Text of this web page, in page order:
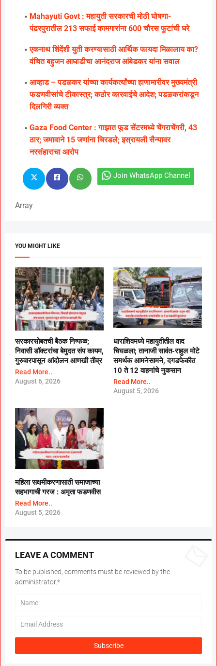
Mahayuti Govt : महायुती सरकारची मोठी घोषणा-
पंढरपुरातील 213 सफाई कामगारांना 600 चौरस फुटांची घरे
एकनाथ शिंदेंशी युती करण्यासाठी आर्थिक फायदा मिळालाय का?
वंचित बहुजन आघाडीचा आनंदराज आंबेडकर यांना सवाल
आव्हाड – पडळकर यांच्या कार्यकर्त्यांच्या हाणामारीवर मुख्यमंत्री
फडणवीसांचे टीकास्त्र; कठोर कारवाईचे आदेश; पडळकरांकडून
दिलगिरी व्यक्त
Gaza Food Center : गाझात फूड सेंटरमध्ये चेंगराचेंगरी, 43
ठार; जमावाने 15 जणांना चिरडले; इस्रायली सैन्यावर
नरसंहाराचा आरोप
Join WhatsApp Channel
Array
YOU MIGHT LIKE
सरकारसोबतची बैठक निष्फळ;
निवासी डॉक्टरांचा बेमुदत संप कायम,
गुरुवारपासून आंदोलन आणखी तीव्र
Read More..
August 6, 2026
धाराशिवमध्ये महायुतीतील वाद
चिघळला; तानाजी सावंत-राहुल मोटे
समर्थक आमनेसामने, दगडफेकीत
10 ते 12 वाहनांचे नुकसान
Read More..
August 5, 2026
महिला सक्षमीकरणासाठी समाजाच्या
सहभागाची गरज : अमृता फडणवीस
Read More..
August 5, 2026
LEAVE A COMMENT
To be published, comments must be reviewed by the
administrator.*